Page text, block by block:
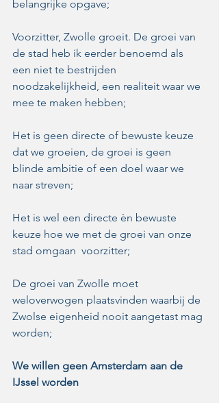
belangrijke opgave;
Voorzitter, Zwolle groeit. De groei van
de stad heb ik eerder benoemd als
een niet te bestrijden
noodzakelijkheid, een realiteit waar we
mee te maken hebben;
Het is geen directe of bewuste keuze
dat we groeien, de groei is geen
blinde ambitie of een doel waar we
naar streven;
Het is wel een directe èn bewuste
keuze hoe we met de groei van onze
stad omgaan  voorzitter;
De groei van Zwolle moet
weloverwogen plaatsvinden waarbij de
Zwolse eigenheid nooit aangetast mag
worden;
We willen geen Amsterdam aan de
IJssel worden